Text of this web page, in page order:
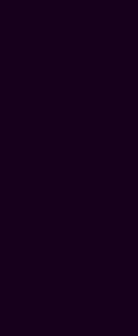
des Kiefers
wird das
Fäden
Formung des
Einheilung).
werden meist
künstliche
bevor das
Zahnersatz,
oder Brücke,
Zeit entsteht eine
und der
etwa zwei
vier bis sechs
Knochendichte
Zahnersatzes wird